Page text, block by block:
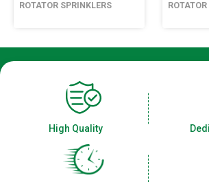
ROTATOR SPRINKLERS
High Quality